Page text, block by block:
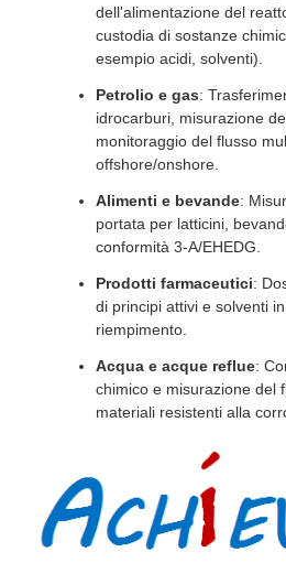
dell'alimentazione del
custodia di sostanze
esempio acidi, solventi).
Petrolio e gas:
idrocarburi, misurazione
monitoraggio del flusso
offshore/onshore.
Alimenti e bevande:
portata per latticini,
conformità 3-A/EHEDG.
Prodotti farmaceutici:
di principi attivi e solventi
riempimento.
Acqua e acque reflue:
chimico e misurazione del
materiali resistenti alla